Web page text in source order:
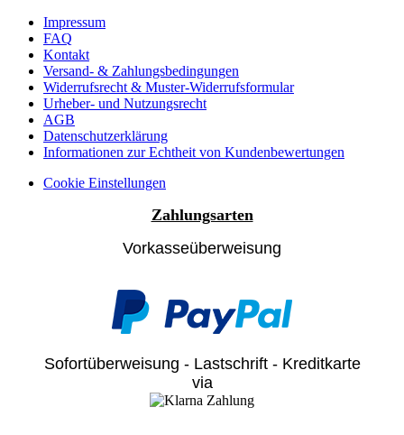
Impressum
FAQ
Kontakt
Versand- & Zahlungsbedingungen
Widerrufsrecht & Muster-Widerrufsformular
Urheber- und Nutzungsrecht
AGB
Datenschutzerklärung
Informationen zur Echtheit von Kundenbewertungen
Cookie Einstellungen
Zahlungsarten
Vorkasseüberweisung
Sofortüberweisung - Lastschrift - Kreditkarte
via